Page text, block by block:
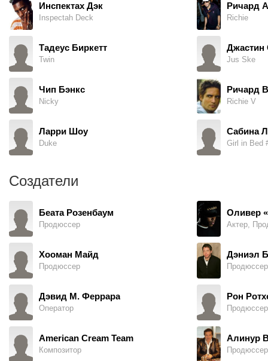
Инспектах Дэк
Inspectah Deck
Тадеус Биркетт
Twin
Чип Бэнкс
Nicky
Ларри Шоу
Duke
Ричард
Richie
Джастин
Jus Ske
Ричард
Richie V
Сабина
Girl in Bed
Создатели
Беата Розенбаум
Продюссер
Хооман Майд
Продюссер
Дэвид М. Феррара
Оператор
American Cream Team
Композитор
Оливер
Актер,
Дэниэл
Продюссер
Рон
Продюссер
Алинур
Продюссер